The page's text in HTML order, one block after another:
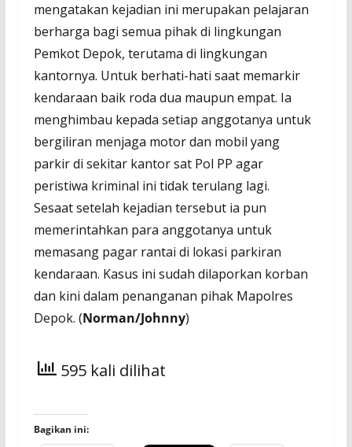
mengatakan kejadian ini merupakan pelajaran
berharga bagi semua pihak di lingkungan
Pemkot Depok, terutama di lingkungan
kantornya. Untuk berhati-hati saat memarkir
kendaraan baik roda dua maupun empat. Ia
menghimbau kepada setiap anggotanya untuk
bergiliran menjaga motor dan mobil yang
parkir di sekitar kantor sat Pol PP agar
peristiwa kriminal ini tidak terulang lagi.
Sesaat setelah kejadian tersebut ia pun
memerintahkan para anggotanya untuk
memasang pagar rantai di lokasi parkiran
kendaraan. Kasus ini sudah dilaporkan korban
dan kini dalam penanganan pihak Mapolres
Depok. (Norman/Johnny)
595 kali dilihat
Bagikan ini: